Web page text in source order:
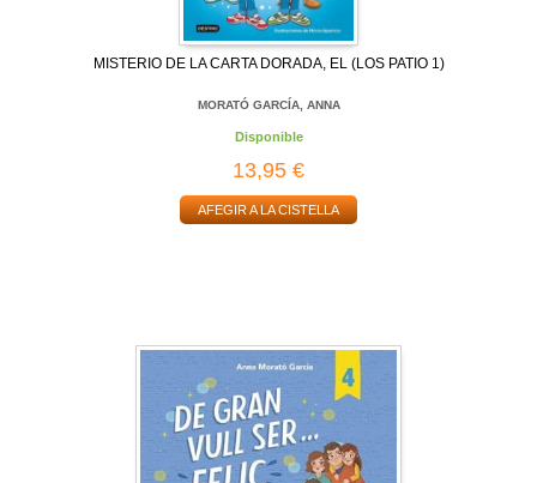
MISTERIO DE LA CARTA DORADA, EL (LOS PATIO 1)
MORATÓ GARCÍA, ANNA
Disponible
13,95 €
AFEGIR A LA CISTELLA